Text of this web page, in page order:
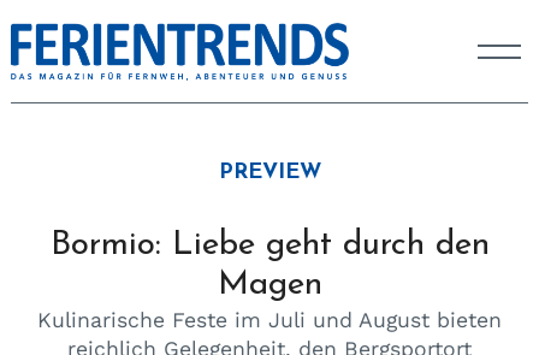
PREVIEW
Bormio: Liebe geht durch den
Magen
Kulinarische Feste im Juli und August bieten
reichlich Gelegenheit, den Bergsportort